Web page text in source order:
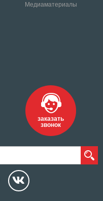
Медиаматериалы
заказать
звонок